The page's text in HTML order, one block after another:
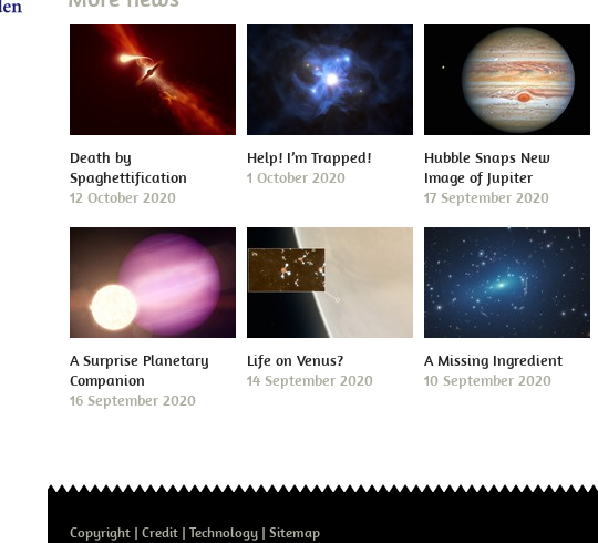
Death by
Spaghettification
12 October 2020
Help! I’m Trapped!
1 October 2020
Hubble Snaps New
Image of Jupiter
17 September 2020
A Surprise Planetary
Companion
16 September 2020
Life on Venus?
14 September 2020
A Missing Ingredient
10 September 2020
Copyright Credit Technology Sitemap